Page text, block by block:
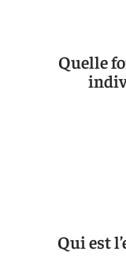
Quelle
Qui est